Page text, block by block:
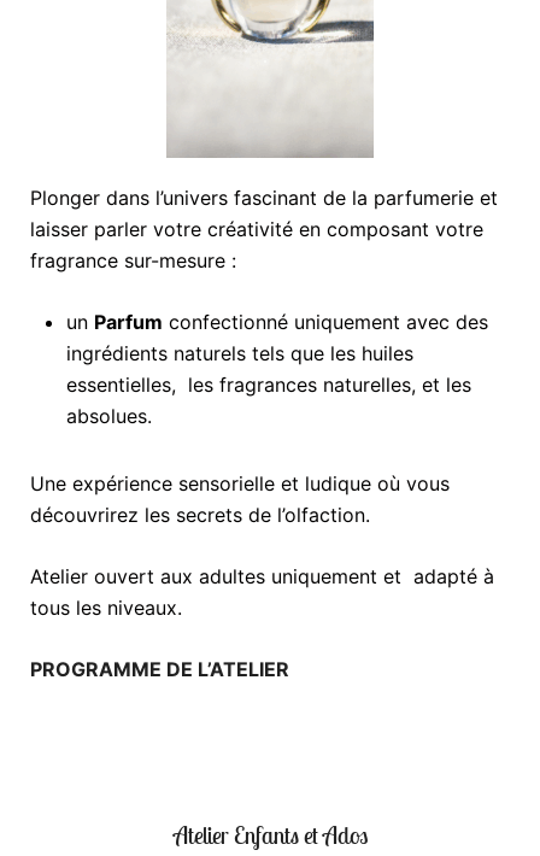
Plonger dans l’univers fascinant de la parfumerie et
laisser parler votre créativité en composant votre
fragrance sur-mesure :
un Parfum confectionné uniquement avec des
ingrédients naturels tels que les huiles
essentielles, les fragrances naturelles, et les
absolues.
Une expérience sensorielle et ludique où vous
découvrirez les secrets de l’olfaction.
Atelier ouvert aux adultes uniquement et adapté à
tous les niveaux.
PROGRAMME DE L’ATELIER
Atelier Enfants et Ados